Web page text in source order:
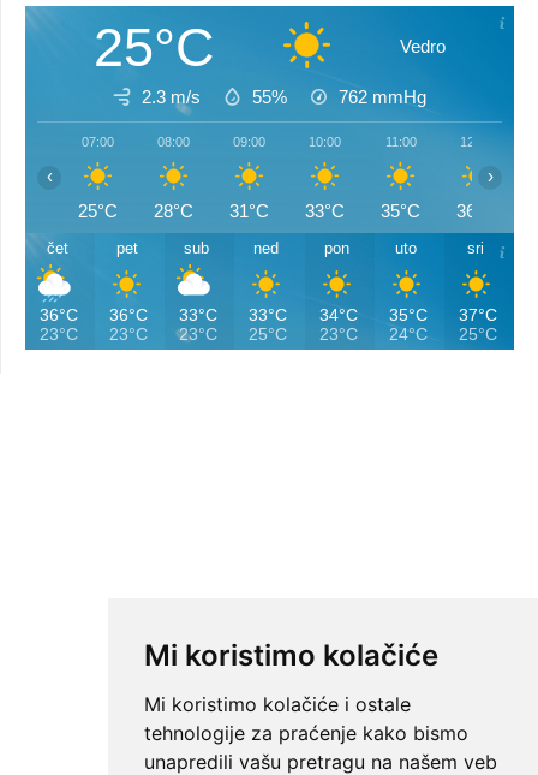
Mi koristimo kolačiće
Mi koristimo kolačiće i ostale
tehnologije za praćenje kako bismo
unapredili vašu pretragu na našem veb
25°C Vedro
2.3 m/s 55% 762 mmHg
07:00
25°C
08:00
28°C
09:00
31°C
10:00
33°C
11:00
35°C
12:00
36°C
‹ ›
čet
36°C
23°C
pet
36°C
23°C
sub
33°C
23°C
ned
33°C
25°C
pon
34°C
23°C
uto
35°C
24°C
sri
37°C
25°C